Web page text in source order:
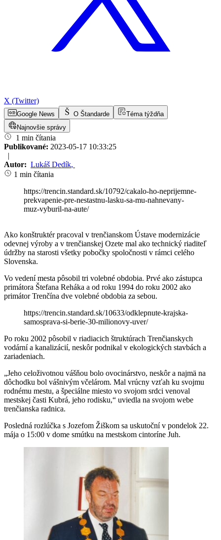
X (Twitter)
Google News O Štandarde
Téma týždňa
Najnovšie správy
1 min čítania
Publikované: 2023-05-17 10:33:25
|
Autor: Lukáš Dedík,
1 min čítania
https://trencin.standard.sk/10792/cakalo-ho-neprijemne-
prekvapenie-pre-nestastnu-lasku-sa-mu-nahnevany-
muz-vyburil-na-aute/
Ako konštruktér pracoval v trenčianskom Ústave modernizácie
odevnej výroby a v trenčianskej Ozete mal ako technický riaditeľ
údržby na starosti všetky pobočky spoločnosti v rámci celého
Slovenska.
Vo vedení mesta pôsobil tri volebné obdobia. Prvé ako zástupca
primátora Štefana Reháka a od roku 1994 do roku 2002 ako
primátor Trenčína dve volebné obdobia za sebou.
https://trencin.standard.sk/10633/odklepnute-krajska-
samosprava-si-berie-30-milionovy-uver/
Po roku 2002 pôsobil v riadiacich štruktúrach Trenčianskych
vodární a kanalizácií, neskôr podnikal v ekologických stavbách a
zariadeniach.
„Jeho celoživotnou vášňou bolo ovocinárstvo, neskôr a najmä na
dôchodku bol vášnivým včelárom. Mal vrúcny vzťah ku svojmu
rodnému mestu, a špeciálne miesto vo svojom srdci venoval
mestskej časti Kubrá, jeho rodisku,“ uviedla na svojom webe
trenčianska radnica.
Posledná rozlúčka s Jozefom Žiškom sa uskutoční v pondelok 22.
mája o 15:00 v dome smútku na mestskom cintoríne Juh.